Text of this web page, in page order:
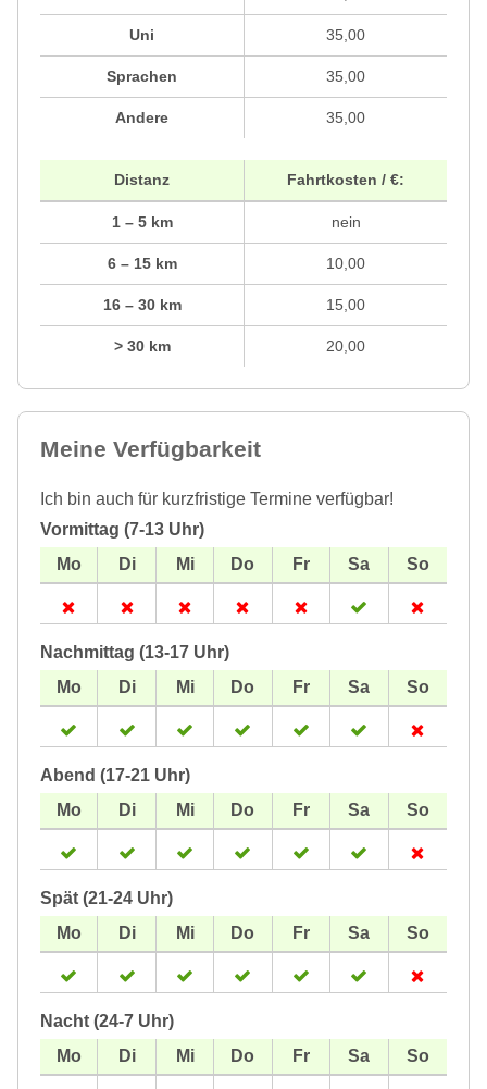
Uni
Sprachen
Andere
35,00
35,00
35,00
Distanz
1 – 5 km
6 – 15 km
16 – 30 km
> 30 km
Fahrtkosten / €:
nein
10,00
15,00
20,00
Meine Verfügbarkeit
Ich bin auch für kurzfristige Termine verfügbar!
Vormittag (7-13 Uhr)
Nachmittag (13-17 Uhr)
Abend (17-21 Uhr)
Spät (21-24 Uhr)
Nacht (24-7 Uhr)